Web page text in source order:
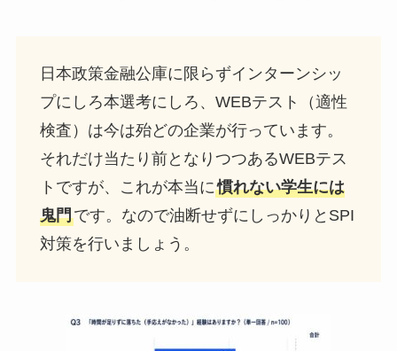
日本政策金融公庫に限らずインターンシッ
プにしろ本選考にしろ、WEBテスト（適性
検査）は今は殆どの企業が行っています。
それだけ当たり前となりつつあるWEBテス
トですが、これが本当に慣れない学生には
鬼門です。なので油断せずにしっかりとSPI
対策を行いましょう。